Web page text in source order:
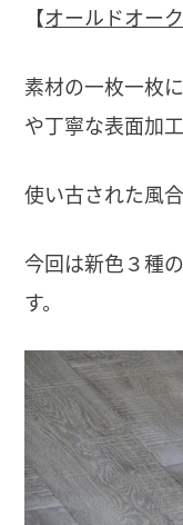
【オールドオー
素材の一枚一枚
や丁寧な表面加工
使い古された風
今回は新色３種
す。